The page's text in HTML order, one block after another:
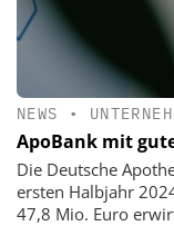
NEWS •
ApoBank mit
Die Deutsche
ersten Halbjahr
47,8 Mio. Euro